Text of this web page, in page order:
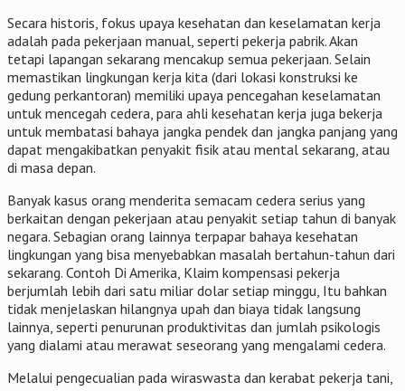
Secara historis, fokus upaya kesehatan dan keselamatan kerja
adalah pada pekerjaan manual, seperti pekerja pabrik. Akan
tetapi lapangan sekarang mencakup semua pekerjaan. Selain
memastikan lingkungan kerja kita (dari lokasi konstruksi ke
gedung perkantoran) memiliki upaya pencegahan keselamatan
untuk mencegah cedera, para ahli kesehatan kerja juga bekerja
untuk membatasi bahaya jangka pendek dan jangka panjang yang
dapat mengakibatkan penyakit fisik atau mental sekarang, atau
di masa depan.
Banyak kasus orang menderita semacam cedera serius yang
berkaitan dengan pekerjaan atau penyakit setiap tahun di banyak
negara. Sebagian orang lainnya terpapar bahaya kesehatan
lingkungan yang bisa menyebabkan masalah bertahun-tahun dari
sekarang. Contoh Di Amerika, Klaim kompensasi pekerja
berjumlah lebih dari satu miliar dolar setiap minggu, Itu bahkan
tidak menjelaskan hilangnya upah dan biaya tidak langsung
lainnya, seperti penurunan produktivitas dan jumlah psikologis
yang dialami atau merawat seseorang yang mengalami cedera.
Melalui pengecualian pada wiraswasta dan kerabat pekerja tani,